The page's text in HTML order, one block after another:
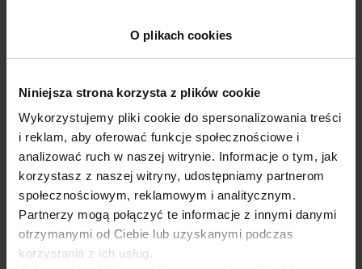
O plikach cookies
Niniejsza strona korzysta z plików cookie
Wykorzystujemy pliki cookie do spersonalizowania treści
i reklam, aby oferować funkcje społecznościowe i
analizować ruch w naszej witrynie. Informacje o tym, jak
korzystasz z naszej witryny, udostępniamy partnerom
społecznościowym, reklamowym i analitycznym.
Partnerzy mogą połączyć te informacje z innymi danymi
otrzymanymi od Ciebie lub uzyskanymi podczas
korzystania z ich usług.
SPOŁECZEŃSTWO PSYCHOLOGIA